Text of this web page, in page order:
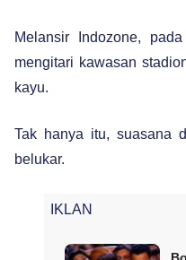
Melansir Indozone,
mengitari kawasan
kayu.
Tak hanya itu, suasana
belukar.
IKLAN